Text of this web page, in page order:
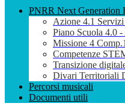
PNRR Next Generation
Azione 4.1
Piano Scuola 4.0
Missione 4
Competenze
Transizione
Divari Territoriali
Percorsi musicali
Documenti utili